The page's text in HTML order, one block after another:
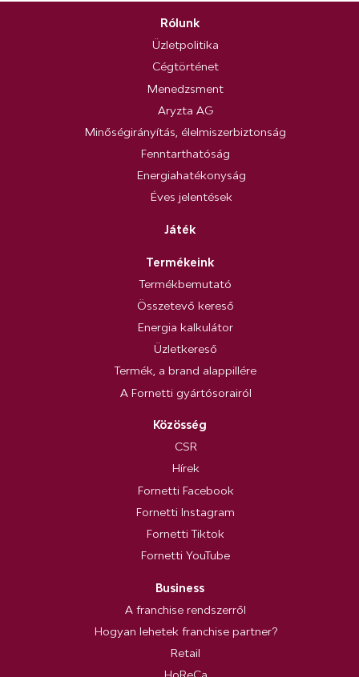
Rólunk
Üzletpolitika
Cégtörténet
Menedzsment
Aryzta AG
Minőségirányítás, élelmiszerbiztonság
Fenntarthatóság
Energiahatékonyság
Éves jelentések
Játék
Termékeink
Termékbemutató
Összetevő kereső
Energia kalkulátor
Üzletkereső
Termék, a brand alappillére
A Fornetti gyártósorairól
Közösség
CSR
Hírek
Fornetti Facebook
Fornetti Instagram
Fornetti Tiktok
Fornetti YouTube
Business
A franchise rendszerről
Hogyan lehetek franchise partner?
Retail